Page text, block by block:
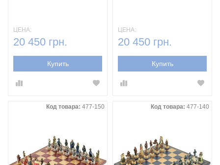
ЦЕНА:
20 450 грн.
Купить
ЦЕНА:
20 450 грн.
Купить
Код товара: 477-150 Код товара: 477-140